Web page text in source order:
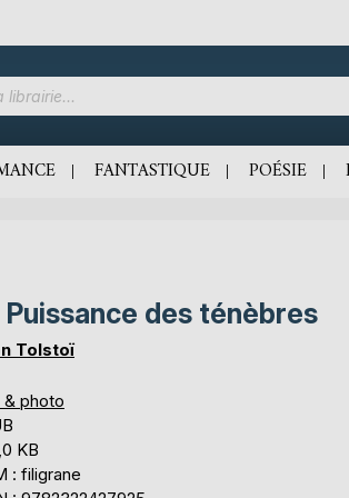
FANTASTIQUE POÉSIE
Puissance des ténèbres
Tolstoï
& photo
KB
: filigrane